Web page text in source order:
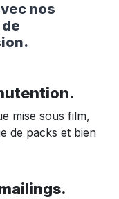
nos
mise sous film,
de packs et bien